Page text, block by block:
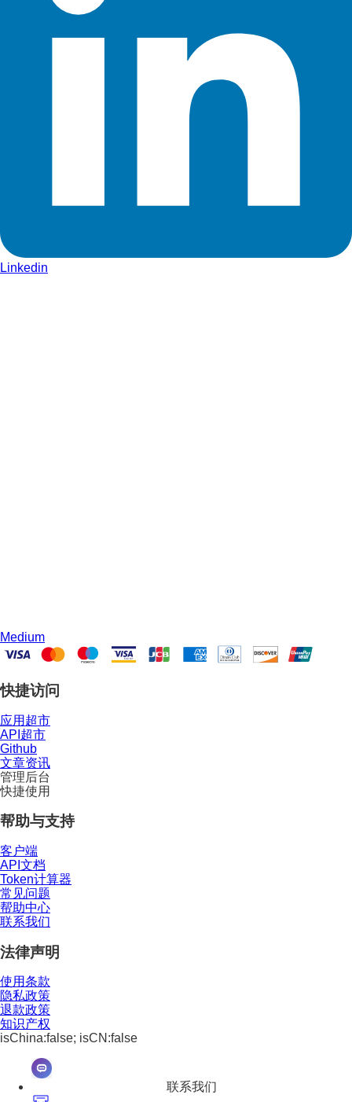
Linkedin
Medium
快捷访问
应用超市
API超市
Github
文章资讯
管理后台
快捷使用
帮助与支持
客户端
API文档
Token计算器
常见问题
帮助中心
联系我们
法律声明
使用条款
隐私政策
退款政策
知识产权
isChina:false; isCN:false
联系我们